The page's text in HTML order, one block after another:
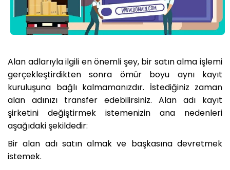
Alan adlarıyla ilgili en önemli şey, bir satın alma işlemi
gerçekleştirdikten sonra ömür boyu aynı kayıt
kuruluşuna bağlı kalmamanızdır. İstediğiniz zaman
alan adınızı transfer edebilirsiniz. Alan adı kayıt
şirketini değiştirmek istemenizin ana nedenleri
aşağıdaki şekildedir:
Bir alan adı satın almak ve başkasına devretmek
istemek.